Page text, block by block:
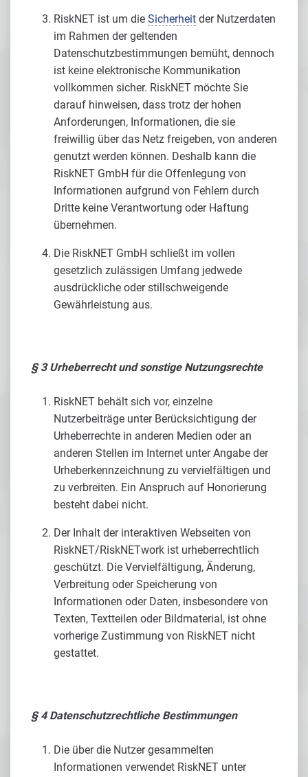
RiskNET ist um die Sicherheit der Nutzerdaten
im Rahmen der geltenden
Datenschutzbestimmungen bemüht, dennoch
ist keine elektronische Kommunikation
vollkommen sicher. RiskNET möchte Sie
darauf hinweisen, dass trotz der hohen
Anforderungen, Informationen, die sie
freiwillig über das Netz freigeben, von anderen
genutzt werden können. Deshalb kann die
RiskNET GmbH für die Offenlegung von
Informationen aufgrund von Fehlern durch
Dritte keine Verantwortung oder Haftung
übernehmen.
Die RiskNET GmbH schließt im vollen
gesetzlich zulässigen Umfang jedwede
ausdrückliche oder stillschweigende
Gewährleistung aus.
§ 3 Urheberrecht und sonstige Nutzungsrechte
RiskNET behält sich vor, einzelne
Nutzerbeiträge unter Berücksichtigung der
Urheberrechte in anderen Medien oder an
anderen Stellen im Internet unter Angabe der
Urheberkennzeichnung zu vervielfältigen und
zu verbreiten. Ein Anspruch auf Honorierung
besteht dabei nicht.
Der Inhalt der interaktiven Webseiten von
RiskNET/RiskNETwork ist urheberrechtlich
geschützt. Die Vervielfältigung, Änderung,
Verbreitung oder Speicherung von
Informationen oder Daten, insbesondere von
Texten, Textteilen oder Bildmaterial, ist ohne
vorherige Zustimmung von RiskNET nicht
gestattet.
§ 4 Datenschutzrechtliche Bestimmungen
Die über die Nutzer gesammelten
Informationen verwendet RiskNET unter